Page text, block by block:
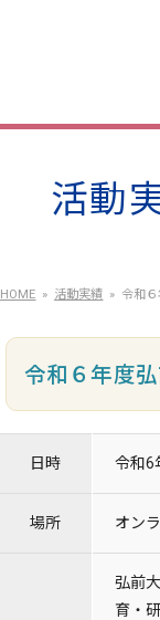
活動
HOME 活動実績 令和
令和６年度
日時 令和6
場所 オン
弘前
育・